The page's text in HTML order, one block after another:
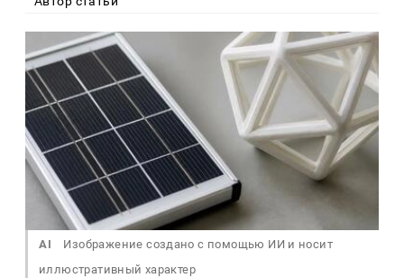
AI
Изображение создано с помощью ИИ и носит
иллюстративный характер